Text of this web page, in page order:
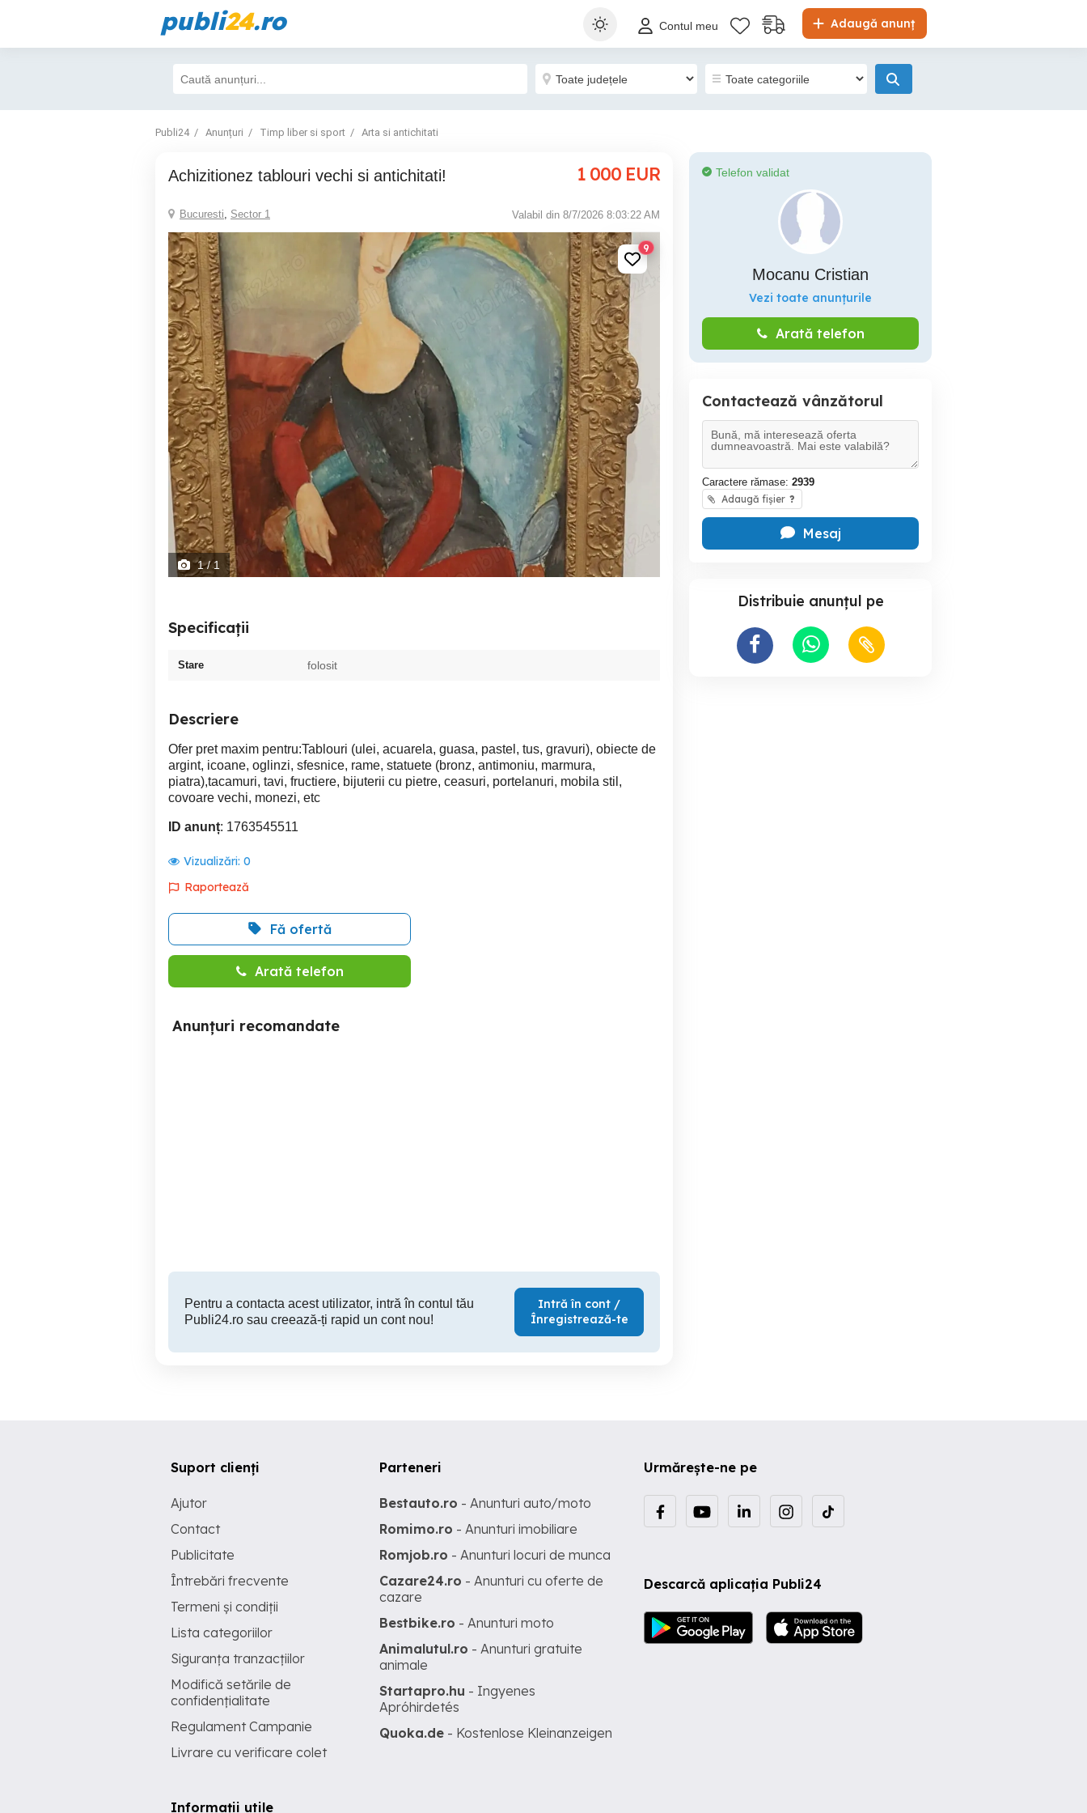
publi24.ro Adaugă anunț
Contul meu
Publi24 Anunțuri Timp liber si sport Arta si antichitati
Achizitionez tablouri vechi si antichitati! 1 000 EUR
Bucuresti, Sector 1 Valabil din 8/7/2026 8:03:22 AM
9
1/ 1
Specificații
Stare folosit
Descriere
Ofer pret maxim pentru:Tablouri (ulei, acuarela, guasa, pastel, tus, gravuri), obiecte de
argint, icoane, oglinzi, sfesnice, rame, statuete (bronz, antimoniu, marmura,
piatra),tacamuri, tavi, fructiere, bijuterii cu pietre, ceasuri, portelanuri, mobila stil,
covoare vechi, monezi, etc
ID anunț: 1763545511
Vizualizări: 0
Raportează
Fă ofertă
Arată telefon
Anunțuri recomandate
Pentru a contacta acest utilizator, intră în contul tău
Publi24.ro sau creează-ți rapid un cont nou!
Intră în cont /
Înregistrează-te
Telefon validat
Mocanu Cristian
Vezi toate anunțurile
Arată telefon
Contactează vânzătorul
Caractere rămase: 2939
Adaugă fișier ?
Mesaj
Distribuie anunțul pe
Urmărește-ne pe
Descarcă aplicația Publi24
Suport clienți
Ajutor
Contact
Publicitate
Întrebări frecvente
Termeni și condiții
Lista categoriilor
Siguranța tranzacțiilor
Modifică setările de
confidențialitate
Regulament Campanie
Livrare cu verificare colet
Informații utile
Parteneri
Bestauto.ro - Anunturi auto/moto
Romimo.ro - Anunturi imobiliare
Romjob.ro - Anunturi locuri de munca
Cazare24.ro - Anunturi cu oferte de
cazare
Bestbike.ro - Anunturi moto
Animalutul.ro - Anunturi gratuite
animale
Startapro.hu - Ingyenes
Apróhirdetés
Quoka.de - Kostenlose Kleinanzeigen